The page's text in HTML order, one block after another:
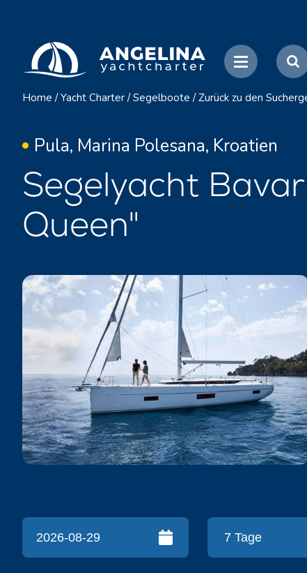
Home / Yacht Charter / Segelboote / Zurück zu den
Pula, Marina Polesana, Kroatien
Segelyacht
Queen"